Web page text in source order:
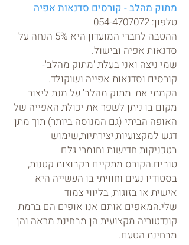
מתוק מהלב - קורסים סדנאות אפיה
טלפון: 054-4707072
ההטבה לחברי המועדון היא 5% הנחה על
סדנאות אפיה ובישול.
שמי ניצה ואני בעלת 'מתוק מהלב'-
קורסים וסדנאות אפייה ושוקולד.
הקמתי את 'מתוק מהלב' על מנת ליצור
מקום בו ניתן לשפר את יכולת האפייה של
האופה הביתי (גם המנוסה ביותר) תוך מתן
דגש למקצועיות,יצירתיות,שימוש
בטכניקות חדישות וחומרי גלם
טובים.הקורס מתקיים בקבוצות קטנות,
בסטודיו נעים וחוויתי בו העשייה היא
אישית או בזוגות, בליווי צמוד
שלי.המאפים אותם אנו אופים הם ברמת
קונדטוריה מקצועית הן מבחינת מראה והן
מבחינת הטעם.